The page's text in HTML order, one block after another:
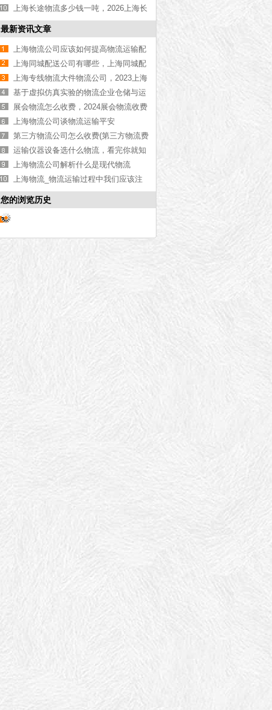
商物流价格【含最新价格】
上海长途物流多少钱一吨，2026上海长
途物流价格【含最新价格】
最新资讯文章
上海物流公司应该如何提高物流运输配
送的效率
上海同城配送公司有哪些，上海同城配
送网「全盘聚焦」
上海专线物流大件物流公司，2023上海
专线物流大件物流公司[今日资讯]
基于虚拟仿真实验的物流企业仓储与运
输优化策略研究
展会物流怎么收费，2024展会物流收费
模式介绍[费用表单]
上海物流公司谈物流运输平安
第三方物流公司怎么收费(第三方物流费
用价格表全国)
运输仪器设备选什么物流，看完你就知
道了[最新更新]
上海物流公司解析什么是现代物流
上海物流_物流运输过程中我们应该注
意什么？
您的浏览历史